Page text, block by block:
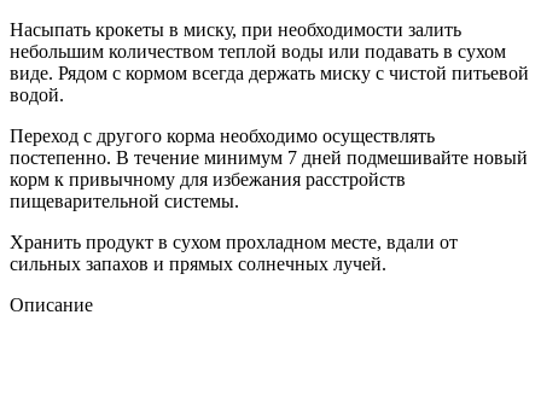
Насыпать крокеты в миску, при необходимости залить
небольшим количеством теплой воды или подавать в сухом
виде. Рядом с кормом всегда держать миску с чистой питьевой
водой.
Переход с другого корма необходимо осуществлять
постепенно. В течение минимум 7 дней подмешивайте новый
корм к привычному для избежания расстройств
пищеварительной системы.
Хранить продукт в сухом прохладном месте, вдали от
сильных запахов и прямых солнечных лучей.
Описание